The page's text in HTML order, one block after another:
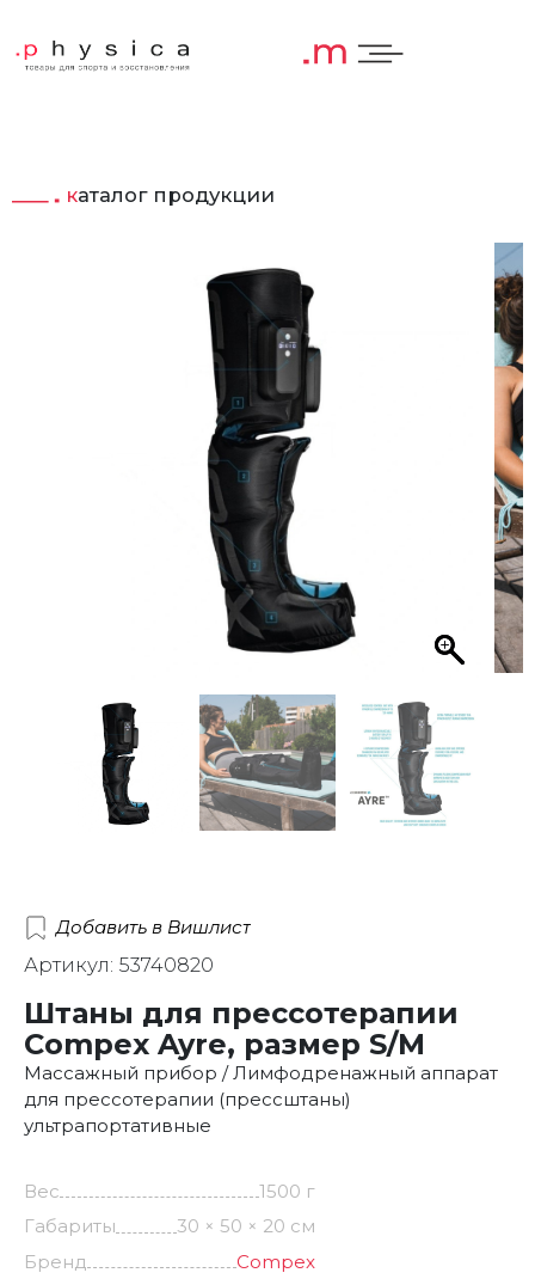
каталог продукции
Добавить в Вишлист
Артикул: 53740820
Штаны для прессотерапии
Compex Ayre, размер S/M
Массажный прибор / Лимфодренажный аппарат
для прессотерапии (прессштаны)
ультрапортативные
Вес
1500 г
Габариты
30 × 50 × 20 см
Бренд
Compex